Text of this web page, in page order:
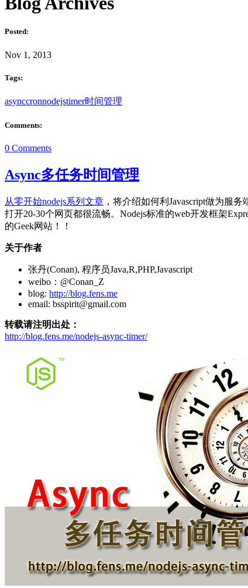
Posted:
Nov 1, 2013
Tags:
asynccronnodejstimer时间管理
Comments:
0 Comments
Async多任务时间管理
从零开始nodejs系列文章 ，将介绍如何利Javascript做为服
打开20-30个网页都很流畅。Nodejs标准的web开发框架
的Geek网站！！
关于作者
张丹(Conan), 程序员Java,R,PHP,Javascript
weibo：@Conan_Z
blog: http://blog.fens.me
email: bsspirit@gmail.com
转载请注明出处：
http://blog.fens.me/nodejs-async-timer/